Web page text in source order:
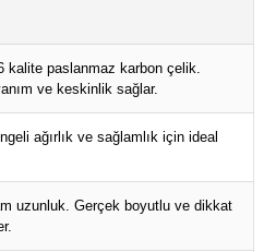
kalite paslanmaz karbon çelik.
ve keskinlik sağlar.
ağırlık ve sağlamlık için ideal
uzunluk. Gerçek boyutlu ve dikkat